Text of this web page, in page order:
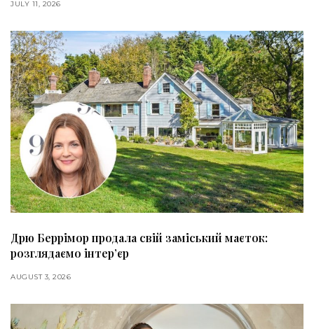
JULY 11, 2026
Дрю Беррімор продала свій заміський маєток:
розглядаємо інтер’єр
AUGUST 3, 2026